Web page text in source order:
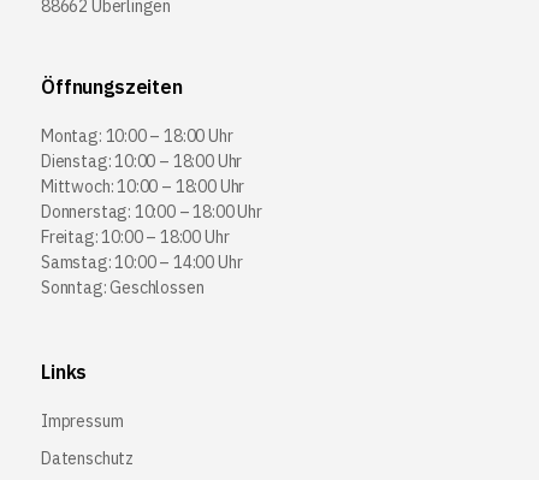
88662 Überlingen
Öffnungszeiten
Montag: 10:00 – 18:00 Uhr
Dienstag: 10:00 – 18:00 Uhr
Mittwoch: 10:00 – 18:00 Uhr
Donnerstag: 10:00 – 18:00 Uhr
Freitag: 10:00 – 18:00 Uhr
Samstag: 10:00 – 14:00 Uhr
Sonntag: Geschlossen
Links
Impressum
Datenschutz